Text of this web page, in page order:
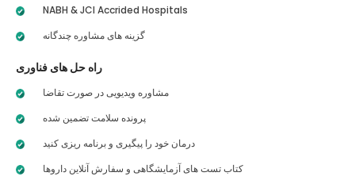
NABH & JCI Accrided Hospitals
گزینه های مشاوره چندگانه
راه حل های فناوری
مشاوره ویدیویی در صورت تقاضا
پرونده سلامت تضمین شده
درمان خود را پیگیری و برنامه ریزی کنید
کتاب تست های آزمایشگاهی و سفارش آنلاین داروها